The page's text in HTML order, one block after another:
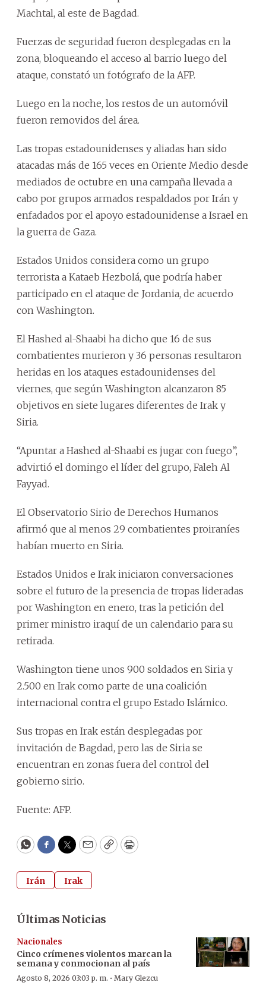
Machtal, al este de Bagdad.
Fuerzas de seguridad fueron desplegadas en la
zona, bloqueando el acceso al barrio luego del
ataque, constató un fotógrafo de la AFP.
Luego en la noche, los restos de un automóvil
fueron removidos del área.
Las tropas estadounidenses y aliadas han sido
atacadas más de 165 veces en Oriente Medio desde
mediados de octubre en una campaña llevada a
cabo por grupos armados respaldados por Irán y
enfadados por el apoyo estadounidense a Israel en
la guerra de Gaza.
Estados Unidos considera como un grupo
terrorista a Kataeb Hezbolá, que podría haber
participado en el ataque de Jordania, de acuerdo
con Washington.
El Hashed al-Shaabi ha dicho que 16 de sus
combatientes murieron y 36 personas resultaron
heridas en los ataques estadounidenses del
viernes, que según Washington alcanzaron 85
objetivos en siete lugares diferentes de Irak y
Siria.
“Apuntar a Hashed al-Shaabi es jugar con fuego”,
advirtió el domingo el líder del grupo, Faleh Al
Fayyad.
El Observatorio Sirio de Derechos Humanos
afirmó que al menos 29 combatientes proiraníes
habían muerto en Siria.
Estados Unidos e Irak iniciaron conversaciones
sobre el futuro de la presencia de tropas lideradas
por Washington en enero, tras la petición del
primer ministro iraquí de un calendario para su
retirada.
Washington tiene unos 900 soldados en Siria y
2.500 en Irak como parte de una coalición
internacional contra el grupo Estado Islámico.
Sus tropas en Irak están desplegadas por
invitación de Bagdad, pero las de Siria se
encuentran en zonas fuera del control del
gobierno sirio.
Fuente: AFP.
WhatsApp
Facebook
Twitter
EmailCopyPrint
Irán Irak
Últimas Noticias
Nacionales
Cinco crímenes violentos marcan la
semana y conmocionan al país
Agosto 8, 2026 03:03 p. m. · Mary Glezcu